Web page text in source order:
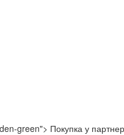
green"> Покупка у